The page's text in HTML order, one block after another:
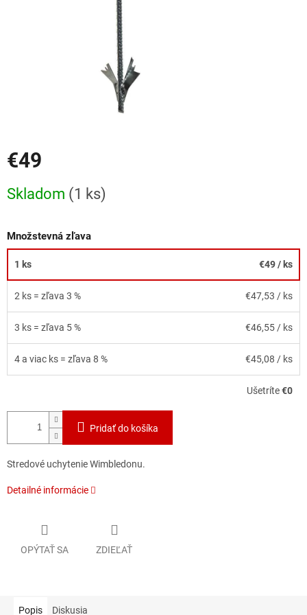
€49
cena:
Skladom (1 ks)
Množstevná zľava
1 ks €49/ ks
2 ks = zľava 3 % €47,53 / ks
3 ks = zľava 5 % €46,55 / ks
4 a viac ks = zľava 8 % €45,08 / ks
Ušetríte€0
Pridať do košíka
Stredové uchytenie Wimbledonu.
Detailné informácie
OPÝTAŤ SA ZDIEĽAŤ
Popis Diskusia